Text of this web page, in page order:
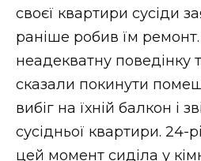
своєї квартири сусіди
раніше робив їм
неадекватну поведінку
сказали покинути
вибіг на їхній балкон і
сусідньої квартири. 24-
цей момент сиділа у